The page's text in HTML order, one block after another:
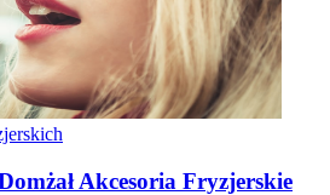
Akcesoria Fryzjerskie